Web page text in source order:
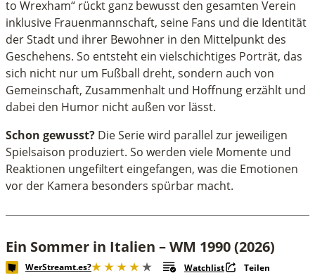
to Wrexham“ rückt ganz bewusst den gesamten Verein
inklusive Frauenmannschaft, seine Fans und die Identität
der Stadt und ihrer Bewohner in den Mittelpunkt des
Geschehens. So entsteht ein vielschichtiges Porträt, das
sich nicht nur um Fußball dreht, sondern auch von
Gemeinschaft, Zusammenhalt und Hoffnung erzählt und
dabei den Humor nicht außen vor lässt.
Schon gewusst? Die Serie wird parallel zur jeweiligen
Spielsaison produziert. So werden viele Momente und
Reaktionen ungefiltert eingefangen, was die Emotionen
vor der Kamera besonders spürbar macht.
Ein Sommer in Italien – WM 1990 (2026)
WerStreamt.es? Watchlist Teilen